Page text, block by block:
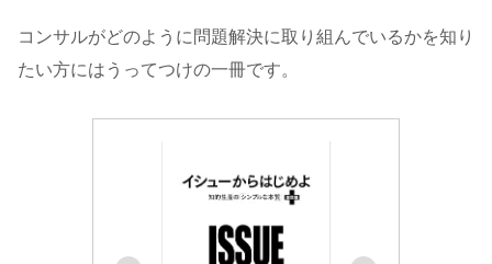
コンサルがどのように問題解決に取り組んでいるかを知り
たい方にはうってつけの一冊です。